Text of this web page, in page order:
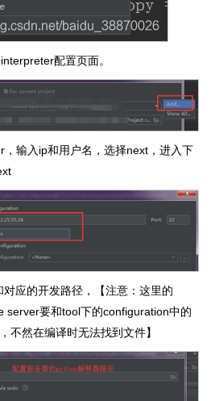
配置页面。
输入ip和用户名，选择next，进入下
应的开发路径，【注意：这里的
server要和tool下的configuration中的
不然在编译时无法找到文件】